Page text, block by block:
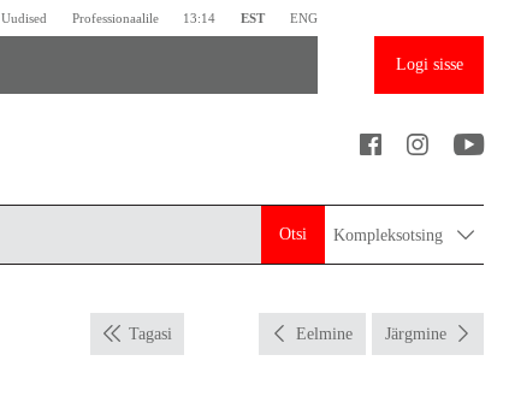
Uudised Professionaalile 13:14 EST ENG
Logi sisse
Otsi Kompleksotsing
Tagasi Eelmine Järgmine